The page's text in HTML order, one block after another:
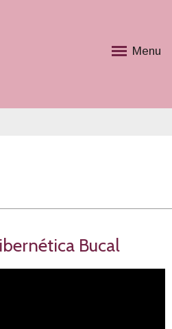
Menu
Bucal